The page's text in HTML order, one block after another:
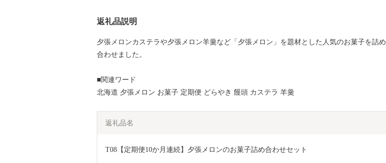
返礼品説明
夕張メロンカステラや夕張メロン羊羹など「夕張メロン」を題材とした人気のお菓子を詰め
合わせました。
■関連ワード
北海道 夕張メロン お菓子 定期便 どらやき 饅頭 カステラ 羊羹
返礼品名
T08【定期便10か月連続】夕張メロンのお菓子詰め合わせセット